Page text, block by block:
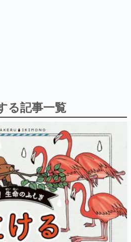
ツ産業やカルチャーに与えた影響を探る企
ゲーム産業史
ーム史における主要なトピック・タイト
、開発者へのインタビューや識者による
20年の歴史が一望できる決定版！
〜ゲームクリエイターの青春〜
ペンと箸』等で知られるマンガ家・田中圭
ーム業界レポートマンガです。
は面白い？
hamatsu氏がゲームの魅力を画面や操作の
解き明かしていく、硬派で骨太な評論連載
る記事一覧